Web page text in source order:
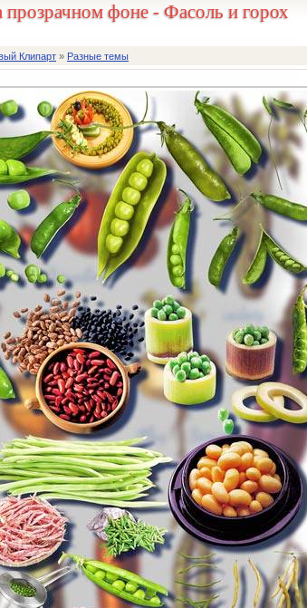
фоне - Фасоль и горох
Клипарт » Разные темы